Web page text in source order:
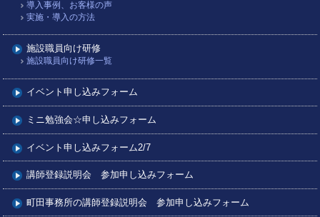
導入事例、お客様の声
実施・導入の方法
施設職員向け研修
施設職員向け研修一覧
イベント申し込みフォーム
ミニ勉強会☆申し込みフォーム
イベント申し込みフォーム2/7
講師登録説明会 参加申し込みフォーム
町田事務所の講師登録説明会 参加申し込みフォーム